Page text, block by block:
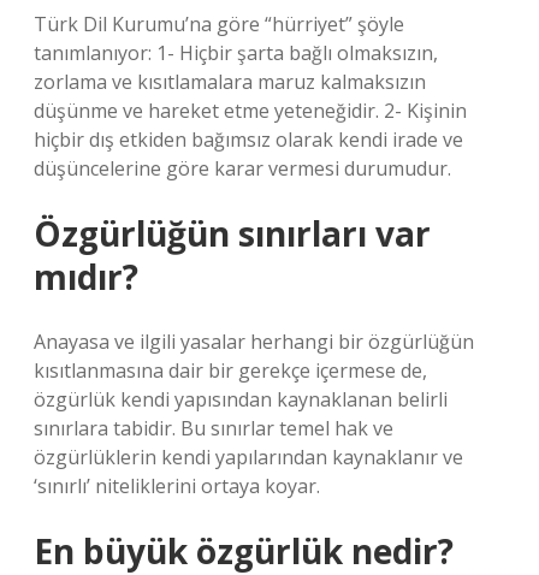
Türk Dil Kurumu’na göre “hürriyet” şöyle
tanımlanıyor: 1- Hiçbir şarta bağlı olmaksızın,
zorlama ve kısıtlamalara maruz kalmaksızın
düşünme ve hareket etme yeteneğidir. 2- Kişinin
hiçbir dış etkiden bağımsız olarak kendi irade ve
düşüncelerine göre karar vermesi durumudur.
Özgürlüğün sınırları var
mıdır?
Anayasa ve ilgili yasalar herhangi bir özgürlüğün
kısıtlanmasına dair bir gerekçe içermese de,
özgürlük kendi yapısından kaynaklanan belirli
sınırlara tabidir. Bu sınırlar temel hak ve
özgürlüklerin kendi yapılarından kaynaklanır ve
‘sınırlı’ niteliklerini ortaya koyar.
En büyük özgürlük nedir?